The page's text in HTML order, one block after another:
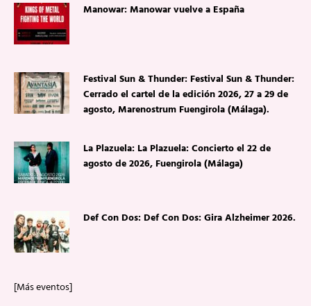
Manowar: Manowar vuelve a España
Festival Sun & Thunder: Festival Sun & Thunder:
Cerrado el cartel de la edición 2026, 27 a 29 de
agosto, Marenostrum Fuengirola (Málaga).
La Plazuela: La Plazuela: Concierto el 22 de
agosto de 2026, Fuengirola (Málaga)
Def Con Dos: Def Con Dos: Gira Alzheimer 2026.
[Más eventos]